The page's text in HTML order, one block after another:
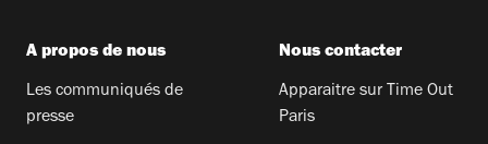
A propos de nous
Les communiqués de
presse
Nous contacter
Apparaitre sur Time Out
Paris